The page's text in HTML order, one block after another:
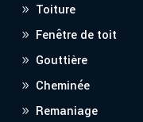
Toiture
Fenêtre de toit
Gouttière
Cheminée
Remaniage